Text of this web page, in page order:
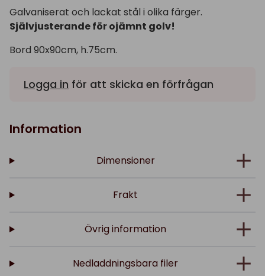
Galvaniserat och lackat stål i olika färger.
Självjusterande för ojämnt golv!
Bord 90x90cm, h.75cm.
Logga in för att skicka en förfrågan
Information
Dimensioner
Frakt
Övrig information
Nedladdningsbara filer